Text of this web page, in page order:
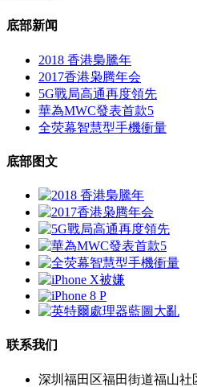
底部新闻
2018 香港梟騰年
2017香港枭腾年会
5G戰局高通再度領先
華為MWC發表首款5
全荧幕智慧型手機衝量
底部图文
联系我们
深圳福田区福田街道福山社